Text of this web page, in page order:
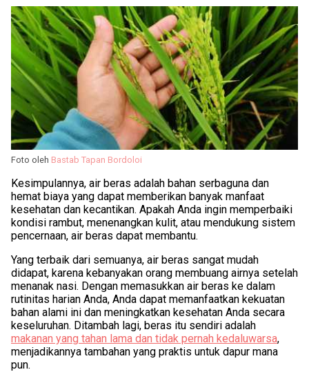
Foto oleh Bastab Tapan Bordoloi
Kesimpulannya, air beras adalah bahan serbaguna dan
hemat biaya yang dapat memberikan banyak manfaat
kesehatan dan kecantikan. Apakah Anda ingin memperbaiki
kondisi rambut, menenangkan kulit, atau mendukung sistem
pencernaan, air beras dapat membantu.
Yang terbaik dari semuanya, air beras sangat mudah
didapat, karena kebanyakan orang membuang airnya setelah
menanak nasi. Dengan memasukkan air beras ke dalam
rutinitas harian Anda, Anda dapat memanfaatkan kekuatan
bahan alami ini dan meningkatkan kesehatan Anda secara
keseluruhan. Ditambah lagi, beras itu sendiri adalah
makanan yang tahan lama dan tidak pernah kedaluwarsa,
menjadikannya tambahan yang praktis untuk dapur mana
pun.